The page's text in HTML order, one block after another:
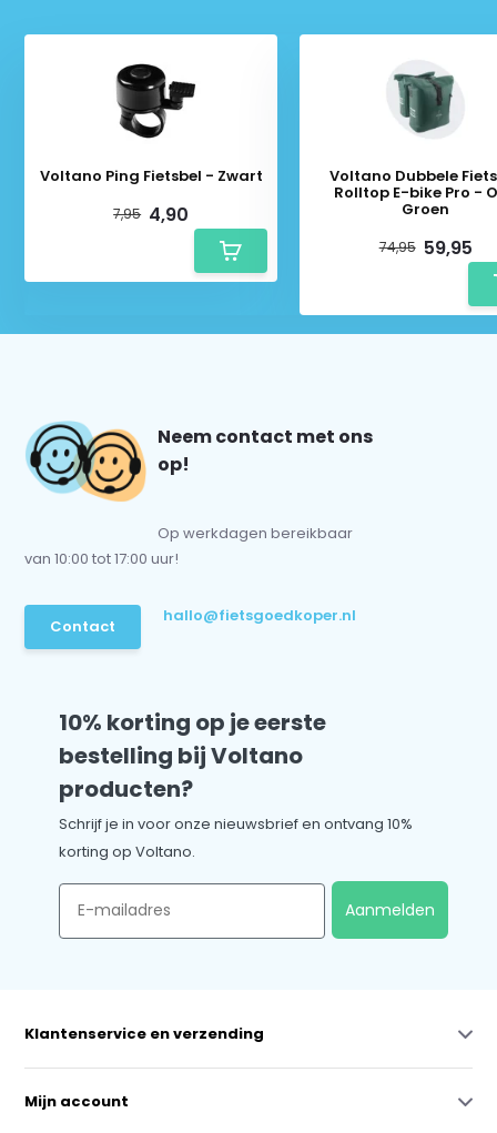
Voltano Ping Fietsbel - Zwart
7,95 4,90
Voltano Dubbele
Rolltop E-bike Pro -
Groen
74,95 59,95
Neem contact met ons
op!
Op werkdagen bereikbaar
van 10:00 tot 17:00 uur!
Contact
hallo@fietsgoedkoper.nl
10% korting op je eerste
bestelling bij Voltano
producten?
Schrijf je in voor onze nieuwsbrief en ontvang 10%
korting op Voltano.
Email
Aanmelden
Klantenservice en verzending
Mijn account